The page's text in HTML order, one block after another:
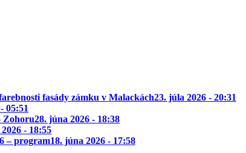
fasády zámku v Malackách23. júla 2026 - 20:31
05:51
Zohoru28. júna 2026 - 18:38
- 18:55
– program18. júna 2026 - 17:58